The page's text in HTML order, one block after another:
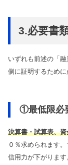
3.必要書
いずれも前述の「
側に証明するために
①最低限必
決算書・試算表、
０％求められます
信用力が下がりま